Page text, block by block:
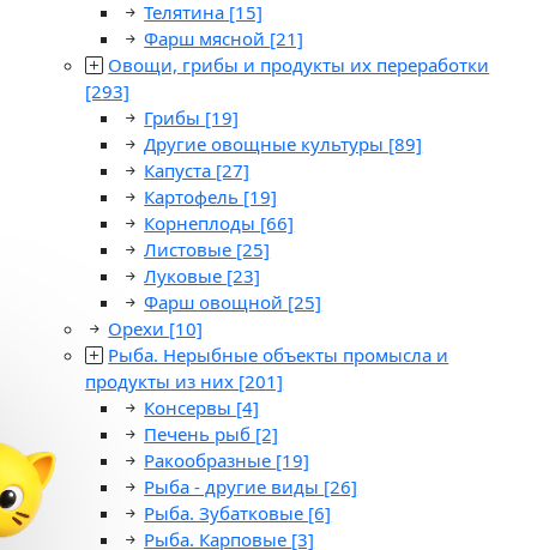
Телятина [15]
Фарш мясной [21]
Овощи, грибы и продукты их переработки
[293]
Грибы [19]
Другие овощные культуры [89]
Капуста [27]
Картофель [19]
Корнеплоды [66]
Листовые [25]
Луковые [23]
Фарш овощной [25]
Орехи [10]
Рыба. Нерыбные объекты промысла и
продукты из них [201]
Консервы [4]
Печень рыб [2]
Ракообразные [19]
Рыба - другие виды [26]
Рыба. Зубатковые [6]
Рыба. Карповые [3]